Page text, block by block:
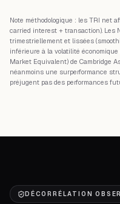
Note méthodologique : les TRI net
carried interest + transaction). Les
trimestriellement et lissées
inférieure à la volatilité
Market Equivalent) de Cambridge
néanmoins une surperformance
préjugent pas des performances
DÉCORRÉLATION